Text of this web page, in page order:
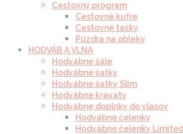
Cestovný program
Cestovné kufre
Cestovné tašky
Púzdra na obleky
HODVÁB A VLNA
Hodvábne šále
Hodvábne šatky
Hodvábne šatky Slim
Hodvábne kravaty
Hodvábne doplnky do vlasov
Hodvábne čelenky
Hodvábne čelenky Limited